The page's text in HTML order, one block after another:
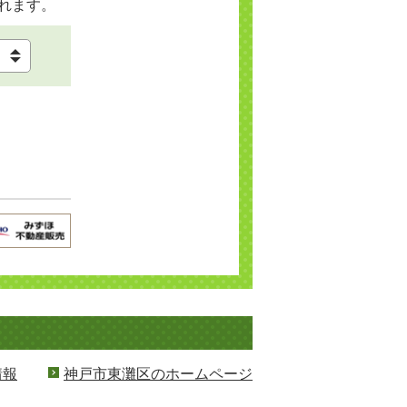
ます。
神戸市東灘区のホームページ